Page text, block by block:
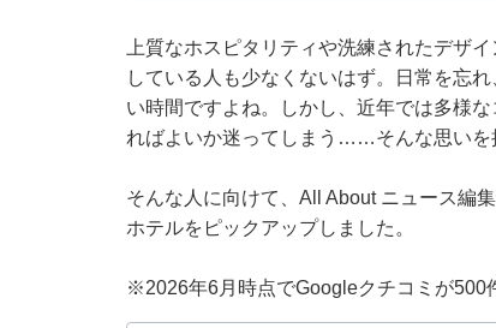
上質なホスピタリティや洗練されたデザ
している人も少なくないはず。日常を忘
い時間ですよね。しかし、近年では多様
ればよいか迷ってしまう……そんな思いを
そんな人に向けて、All About ニュース編
ホテルをピックアップしました。
※2026年6月時点でGoogleクチコミが500